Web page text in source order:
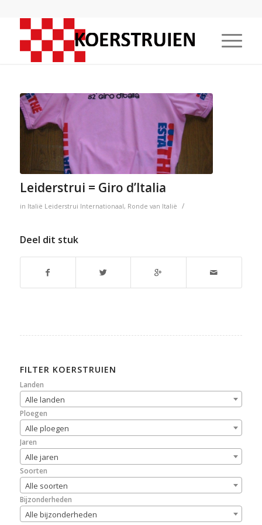
Leiderstrui = Giro d’Italia
in Italië Leiderstrui Internationaal, Ronde van Italië /
Deel dit stuk
FILTER KOERSTRUIEN
Landen
Alle landen
Ploegen
Alle ploegen
Jaren
Alle jaren
Soorten
Alle soorten
Bijzonderheden
Alle bijzonderheden